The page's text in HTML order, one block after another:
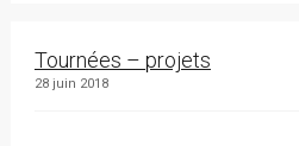
Tournées – projets
28 juin 2018